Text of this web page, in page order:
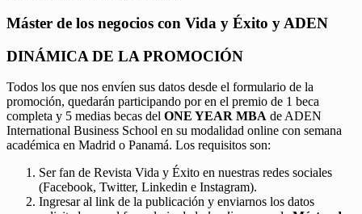
Máster de los negocios con Vida y Éxito y ADEN
DINÁMICA DE LA PROMOCIÓN
Todos los que nos envíen sus datos desde el formulario de la
promoción, quedarán participando por en el premio de 1 beca
completa y 5 medias becas del ONE YEAR MBA de ADEN
International Business School en su modalidad online con semana
académica en Madrid o Panamá. Los requisitos son:
Ser fan de Revista Vida y Éxito en nuestras redes sociales
(Facebook, Twitter, Linkedin e Instagram).
Ingresar al link de la publicación y enviarnos los datos